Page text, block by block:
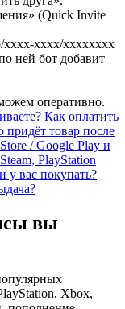
(Quick Invite
xxxx-xxxx/xxxxxxxx
ней бот добавит
оперативно.
Как оплатить
придёт товар после
/ Google Play и
PlayStation
у вас покупать?
вы
Xbox,